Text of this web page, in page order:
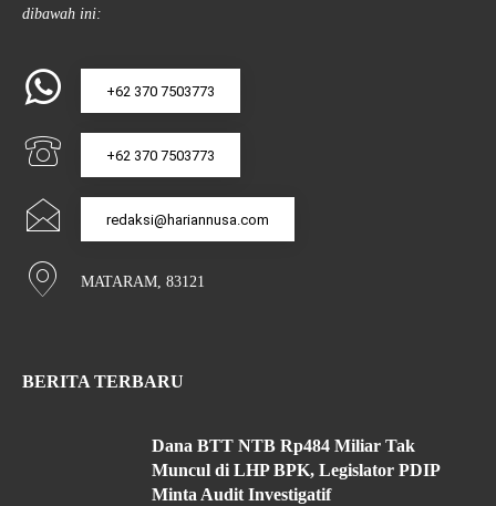
dibawah ini:
+62 370 7503773
+62 370 7503773
redaksi@hariannusa.com
MATARAM, 83121
BERITA TERBARU
Dana BTT NTB Rp484 Miliar Tak
Muncul di LHP BPK, Legislator PDIP
Minta Audit Investigatif